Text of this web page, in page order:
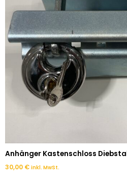
Anhänger Kastenschloss
30,00 € inkl. MwSt.